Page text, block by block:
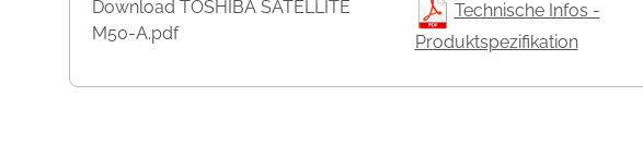
Download TOSHIBA SATELLITE
M50-A.pdf
Technische Infos -
Produktspezifikation